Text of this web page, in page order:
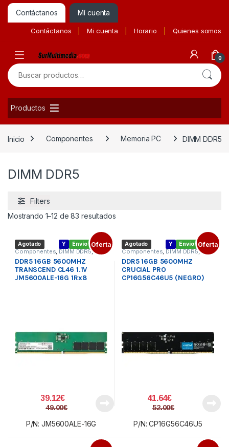
Contáctanos Mí cuenta
Contáctanos Mi cuenta Horario Quienes somos
0
Buscar por:
Productos
Inicio Componentes Memoria PC DIMM DDR5
DIMM DDR5
Filters
Mostrando 1–12 de 83 resultadosOrdenado por precio: bajo a alto
Envío gratis
Y
Agotado Oferta
Componentes, DIMM DDR5,
DDR5 16GB 5600MHZ
TRANSCEND CL46 1.1V
JM5600ALE-16G 1Rx8
39.12€
49.00€
P/N: JM5600ALE-16G
Envío gratis
Y
Agotado Oferta
Componentes, DIMM DDR5,
DDR5 16GB 5600MHZ
CRUCIAL PRO
CP16G56C46U5 (NEGRO)
41.64€
52.00€
P/N: CP16G56C46U5